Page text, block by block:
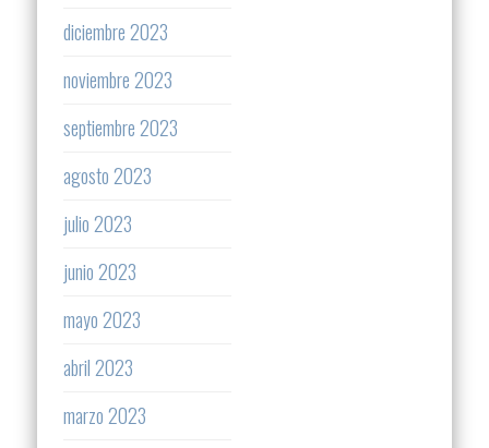
diciembre 2023
noviembre 2023
septiembre 2023
agosto 2023
julio 2023
junio 2023
mayo 2023
abril 2023
marzo 2023